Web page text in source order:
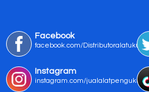
Facebook
facebook.com/Distributoralatukur
Instagram
instagram.com/